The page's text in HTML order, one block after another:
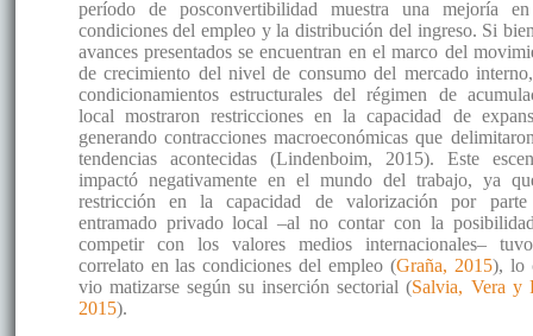
período de posconvertibilidad muestra una mejoría
condiciones del empleo y la distribución del ingreso. Si
avances presentados se encuentran en el marco del
de crecimiento del nivel de consumo del mercado
condicionamientos estructurales del régimen de
local mostraron restricciones en la capacidad de
generando contracciones macroeconómicas que
tendencias acontecidas (Lindenboim, 2015). Este
impactó negativamente en el mundo del trabajo, ya
restricción en la capacidad de valorización por
entramado privado local –al no contar con la
competir con los valores medios internacionales–
correlato en las condiciones del empleo (Graña, 2015), lo
vio matizarse según su inserción sectorial (Salvia, Vera y
2015).